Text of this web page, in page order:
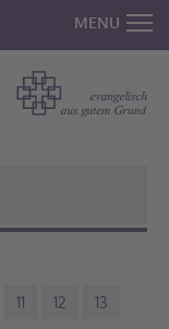
MENU
11 12 13